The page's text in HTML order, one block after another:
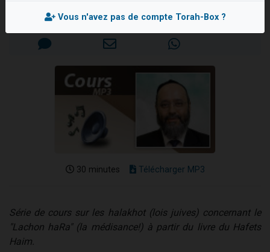
2 nouvelles musiques dans Torah-Box Music
4 personnes viennent de faire un don pour Reloger Rivka, 6 enfants, victime de violences...
Mis en ligne le Jeudi 22 Mars 2007
30 minutes Télécharger MP3
Série de cours sur les halakhot (lois juives) concernant le
"Lachon haRa" (la médisance!) à partir du livre du Hafets
Haim.
Vous n'avez pas de compte Torah-Box ?